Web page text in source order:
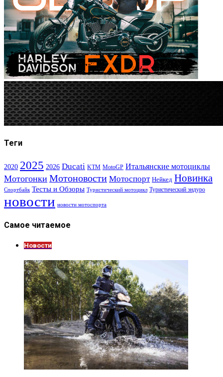
Теги
2020 2025 2026 Ducati KTM MotoGP Итальянские мотоциклы
Мотогонки Мотоновости Мотоспорт Нейкед Новинка
Спортбайк Тесты и Обзоры Туристический мотоцикл Туристический эндуро
новости новости мотоспорта
Самое читаемое
Новости